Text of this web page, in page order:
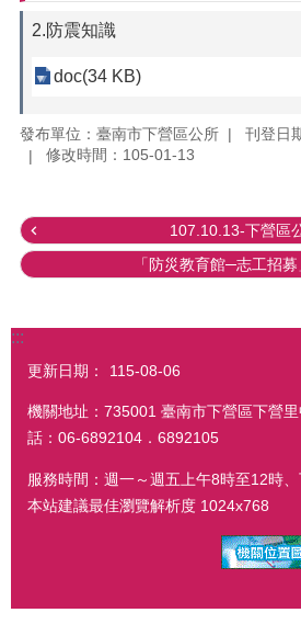
2.防震知識
doc(34 KB)
發布單位：臺南市下營區公所
刊登日
修改時間：105-01-13
107.10.13-下營區
「防災教育館─志工招
:::
更新日期： 115-08-06
機關地址：735001 臺南市下營區下營
話：06-6892104．6892105
服務時間：週一～週五上午8時至12時
本站建議最佳瀏覽解析度 1024x768